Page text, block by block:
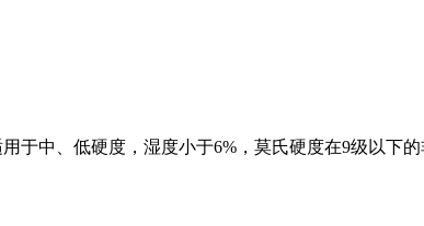
于中、低硬度，湿度小于6%，莫氏硬度在9级以下